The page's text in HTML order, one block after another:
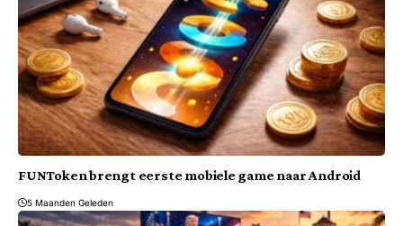
FUNToken brengt eerste mobiele game naar Android
5 Maanden Geleden